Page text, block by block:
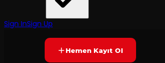
Sign InSign UpYAKINDA Yetersiz oy
Hemen Kayıt Ol